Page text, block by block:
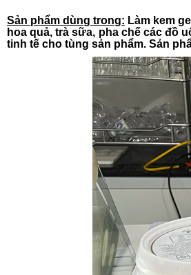
Sản phẩm dùng trong: Làm kem
hoa quả, trà sữa, pha chế các đồ
tinh tế cho tùng sản phẩm. Sản